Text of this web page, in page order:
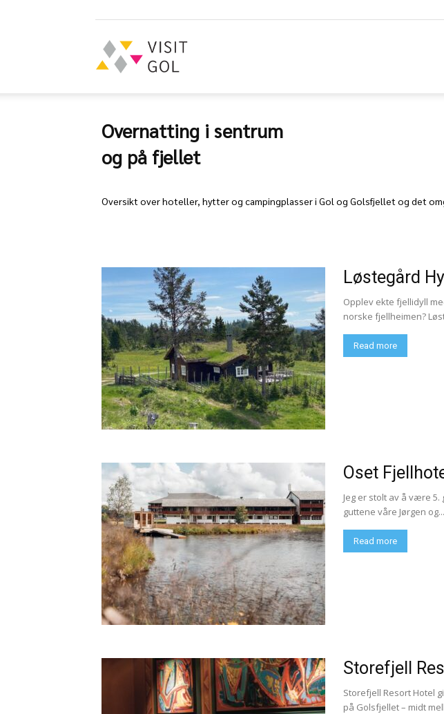
Gol
Overnatting i sentrum
og på fjellet
Oversikt over hoteller, hytter og campingplasser i Gol og Golsfjellet og det
Løstegård
Opplev ekte fjellidyll
norske fjellheimen?
Read more
Oset
Jeg er stolt av å være
guttene våre Jørgen og...
Read more
Storefjell
Storefjell Resort Hotel
på Golsfjellet – midt